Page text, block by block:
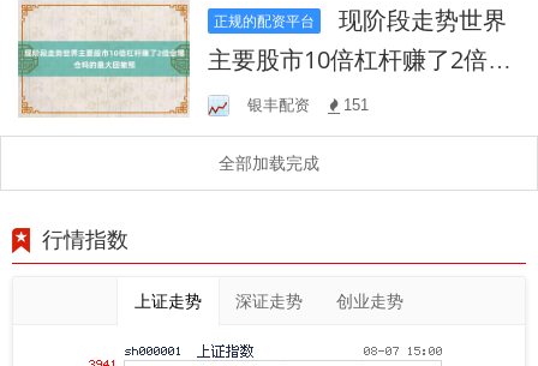
正规的配资平台
现阶段走势世界
主要股市10倍杠杆赚了2倍会
爆仓吗的最大回撤预
银丰配资 151
全部加载完成
行情指数
上证走势 深证走势 创业走势